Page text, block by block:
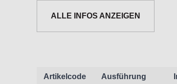
Informationen zur Produktsicherheit:
ALLE INFOS ANZEIGEN
Artikelcode Ausführung